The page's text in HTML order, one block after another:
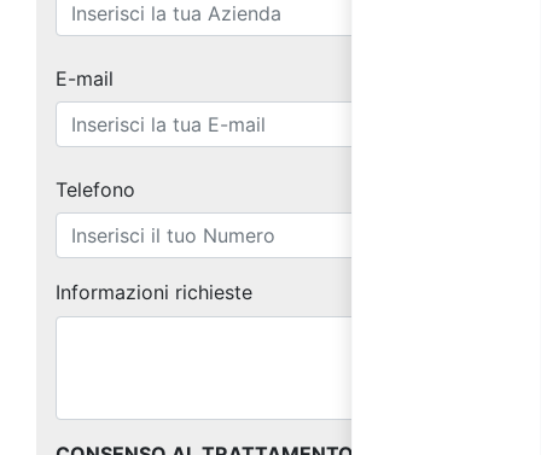
E-mail
Telefono
Informazioni richieste